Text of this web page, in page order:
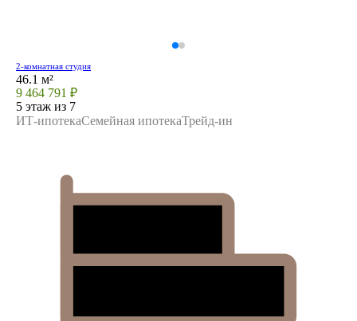
2-комнатная студия
46.1 м²
9 464 791 ₽
5 этаж из 7
ИТ-ипотекаСемейная ипотекаТрейд-ин